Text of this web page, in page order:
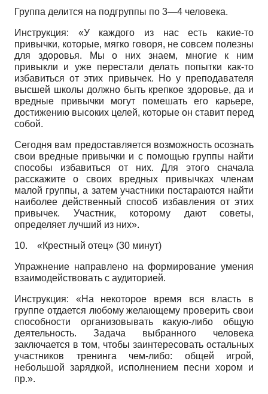
Группа делится на подгруппы по 3—4 человека.
Инструкция: «У каждого из нас есть какие-то
привычки, которые, мягко говоря, не совсем полезны
для здоровья. Мы о них знаем, многие к ним
привыкли и уже перестали делать попытки как-то
избавиться от этих привычек. Но у преподавателя
высшей школы должно быть крепкое здоровье, да и
вредные привычки могут помешать его карьере,
достижению высоких целей, которые он ставит перед
собой.
Сегодня вам предоставляется возможность осознать
свои вредные привычки и с помощью группы найти
способы избавиться от них. Для этого сначала
расскажите о своих вредных привычках членам
малой группы, а затем участники постараются найти
наиболее действенный способ избавления от этих
привычек. Участник, которому дают советы,
определяет лучший из них».
10. «Крестный отец» (30 минут)
Упражнение направлено на формирование умения
взаимодействовать с аудиторией.
Инструкция: «На некоторое время вся власть в
группе отдается любому желающему проверить свои
способности организовывать какую-либо общую
деятельность. Задача выбранного человека
заключается в том, чтобы заинтересовать остальных
участников тренинга чем-либо: общей игрой,
небольшой зарядкой, исполнением песни хором и
пр.».